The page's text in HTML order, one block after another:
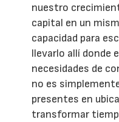
nuestro
capital en un
capacidad para
llevarlo allí donde
necesidades de
no es
presentes en
transformar